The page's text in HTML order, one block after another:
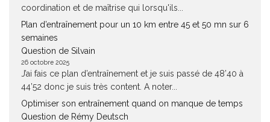
coordination et de maîtrise qui lorsqu'ils...
Plan d’entraînement pour un 10 km entre 45 et 50 mn sur 6
semaines
Question de Silvain
26 octobre 2025
J’ai fais ce plan d’entraînement et je suis passé de 48’40 à
44’52 donc je suis très content. A noter...
Optimiser son entraînement quand on manque de temps
Question de Rémy Deutsch